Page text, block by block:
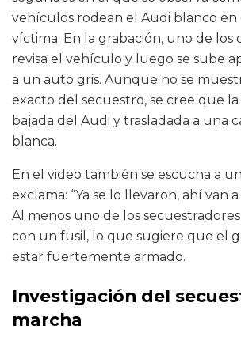
vehículos rodean el Audi blanco en
víctima. En la grabación, uno de los
revisa el vehículo y luego se sube
a un auto gris. Aunque no se
exacto del secuestro, se cree que
bajada del Audi y trasladada a una
blanca.
En el video también se escucha a
exclama: “Ya se lo llevaron, ahí van
Al menos uno de los
con un fusil, lo que sugiere que el
estar fuertemente armado.
Investigación del
marcha